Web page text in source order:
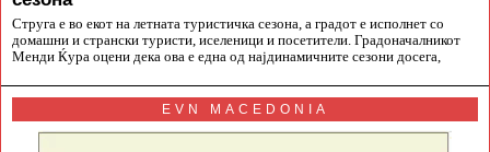
Струга е во екот на летната туристичка сезона, а градот е исполнет со
домашни и странски туристи, иселеници и посетители. Градоначалникот
Менди Ќура оцени дека ова е една од најдинамичните сезони досега,
EVN MACEDONIA